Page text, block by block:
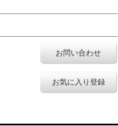
お問い合わせ
お気に入り登録